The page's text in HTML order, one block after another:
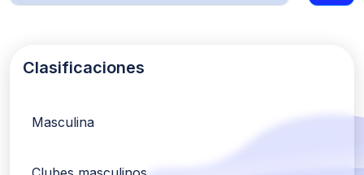
Clasificaciones
Masculina